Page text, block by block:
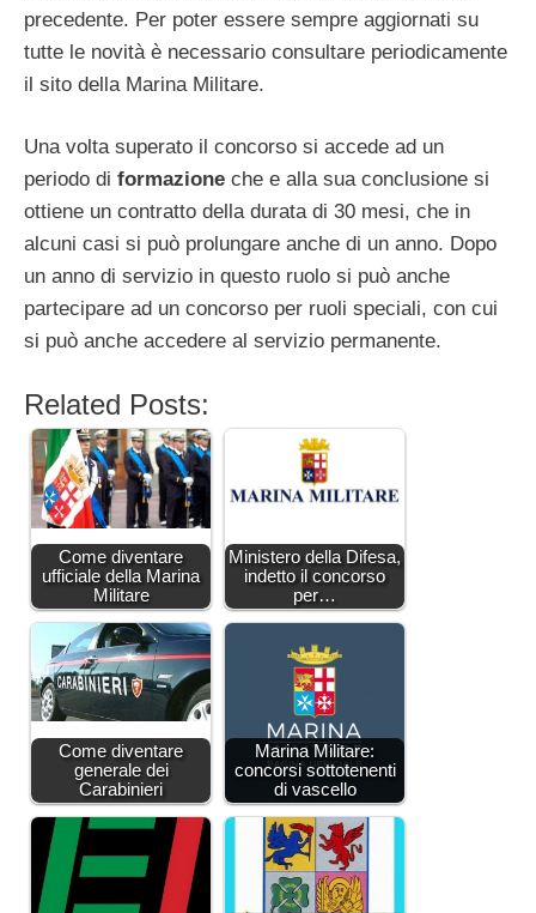
precedente. Per poter essere sempre aggiornati su
tutte le novità è necessario consultare periodicamente
il sito della Marina Militare.
Una volta superato il concorso si accede ad un
periodo di formazione che e alla sua conclusione si
ottiene un contratto della durata di 30 mesi, che in
alcuni casi si può prolungare anche di un anno. Dopo
un anno di servizio in questo ruolo si può anche
partecipare ad un concorso per ruoli speciali, con cui
si può anche accedere al servizio permanente.
Related Posts:
Come diventare
ufficiale della Marina
Militare
Ministero della Difesa,
indetto il concorso
per…
Come diventare
generale dei
Carabinieri
Marina Militare:
concorsi sottotenenti
di vascello